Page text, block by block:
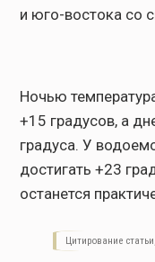
и юго-востока со
Ночью
+15 градусов, а
градуса. У
достигать +23
останется
Цитирование